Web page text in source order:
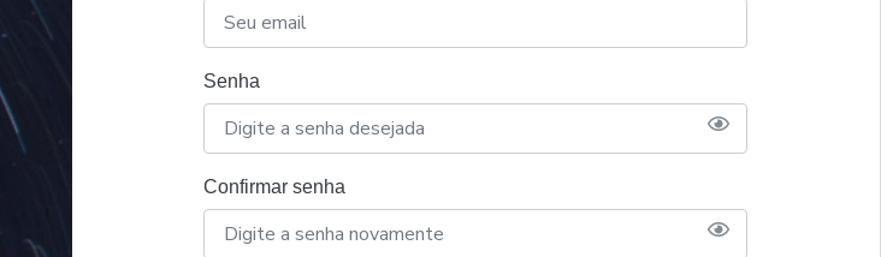
Senha
Confirmar senha